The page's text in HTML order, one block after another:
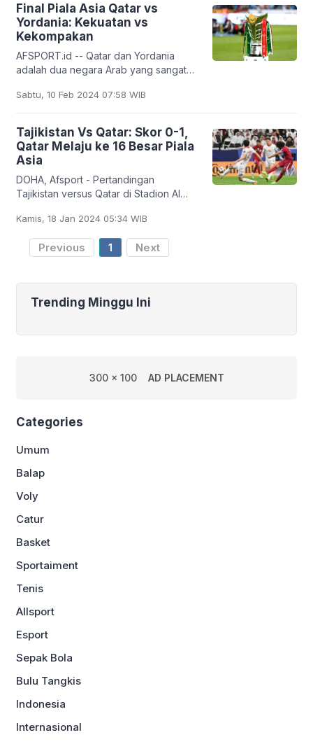
Final Piala Asia Qatar vs
Yordania: Kekuatan vs
Kekompakan
AFSPORT.id -- Qatar dan Yordania
adalah dua negara Arab yang sangat
dunia luar dibandingkan umumnya
negara Arab. Karena
Sabtu, 10 Feb 2024 07:58 WIB
Tajikistan Vs Qatar: Skor 0-1,
Qatar Melaju ke 16 Besar Piala
Asia
DOHA, Afsport - Pertandingan
Tajikistan versus Qatar di Stadion Al
(18/1/2024) dini hari WIB, berakhir
dengan skor
Kamis, 18 Jan 2024 05:34 WIB
Previous 1 Next
Trending Minggu Ini
300 x 100 AD PLACEMENT
Categories
Umum
Balap
Voly
Catur
Basket
Sportaiment
Tenis
Allsport
Esport
Sepak Bola
Bulu Tangkis
Indonesia
Internasional